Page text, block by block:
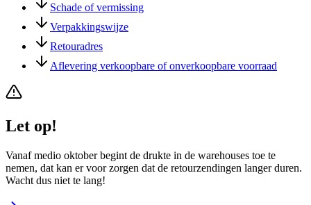
Schade of vermissing
Verpakkingswijze
Retouradres
Aflevering verkoopbare of onverkoopbare voorraad
Let op!
Vanaf medio oktober begint de drukte in de warehouses toe te
nemen, dat kan er voor zorgen dat de retourzendingen langer duren.
Wacht dus niet te lang!